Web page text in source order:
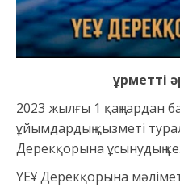
ұрметті
2023 жылғы 1 қаңтардан
ұйымдардың қызметі
Дерекқорына ұсынудың
ҮЕҰ Дерекқорына